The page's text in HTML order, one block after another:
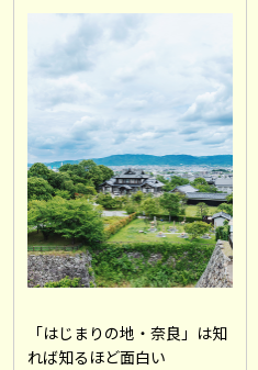
「はじまりの地・奈良」は知
れば知るほど面白い